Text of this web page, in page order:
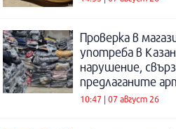
Проверка в
употреба в
нарушение,
предлаганите
10:47 | 07 август 26